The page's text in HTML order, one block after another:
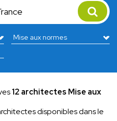
12 architectes Mise aux
disponibles dans le